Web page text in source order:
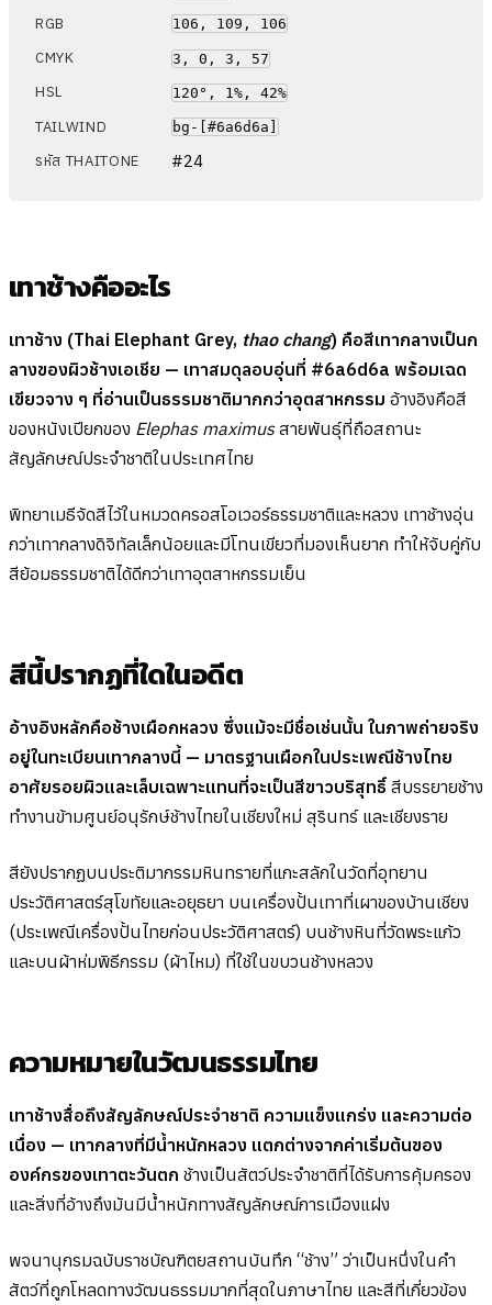
RGB 106, 109, 106
CMYK 3, 0, 3, 57
HSL 120°, 1%, 42%
TAILWIND bg-[#6a6d6a]
รหัส THAITONE #24
เทาช้างคืออะไร
เทาช้าง (Thai Elephant Grey, thao chang) คือสีเทากลางเป็นก
ลางของผิวช้างเอเชีย — เทาสมดุลอบอุ่นที่ #6a6d6a พร้อมเฉด
เขียวจาง ๆ ที่อ่านเป็นธรรมชาติมากกว่าอุตสาหกรรม อ้างอิงคือสี
ของหนังเปียกของ Elephas maximusสายพันธุ์ที่ถือสถานะ
สัญลักษณ์ประจำชาติในประเทศไทย
พิทยาเมธีจัดสีไว้ในหมวดครอสโอเวอร์ธรรมชาติและหลวง เทาช้างอุ่น
กว่าเทากลางดิจิทัลเล็กน้อยและมีโทนเขียวที่มองเห็นยาก ทำให้จับคู่กับ
สีย้อมธรรมชาติได้ดีกว่าเทาอุตสาหกรรมเย็น
สีนี้ปรากฏที่ใดในอดีต
อ้างอิงหลักคือช้างเผือกหลวง ซึ่งแม้จะมีชื่อเช่นนั้น ในภาพถ่ายจริง
อยู่ในทะเบียนเทากลางนี้ — มาตรฐานเผือกในประเพณีช้างไทย
อาศัยรอยผิวและเล็บเฉพาะแทนที่จะเป็นสีขาวบริสุทธิ์ สีบรรยายช้าง
ทำงานข้ามศูนย์อนุรักษ์ช้างไทยในเชียงใหม่ สุรินทร์ และเชียงราย
สียังปรากฏบนประติมากรรมหินทรายที่แกะสลักในวัดที่อุทยาน
ประวัติศาสตร์สุโขทัยและอยุธยา บนเครื่องปั้นเทาที่เผาของบ้านเชียง
(ประเพณีเครื่องปั้นไทยก่อนประวัติศาสตร์) บนช้างหินที่วัดพระแก้ว
และบนผ้าห่มพิธีกรรม (ผ้าไหม) ที่ใช้ในขบวนช้างหลวง
ความหมายในวัฒนธรรมไทย
เทาช้างสื่อถึงสัญลักษณ์ประจำชาติ ความแข็งแกร่ง และความต่อ
เนื่อง — เทากลางที่มีน้ำหนักหลวง แตกต่างจากค่าเริ่มต้นของ
องค์กรของเทาตะวันตก ช้างเป็นสัตว์ประจำชาติที่ได้รับการคุ้มครอง
และสิ่งที่อ้างถึงมันมีน้ำหนักทางสัญลักษณ์การเมืองแฝง
พจนานุกรมฉบับราชบัณฑิตยสถานบันทึก “ช้าง” ว่าเป็นหนึ่งในคำ
สัตว์ที่ถูกโหลดทางวัฒนธรรมมากที่สุดในภาษาไทย และสีที่เกี่ยวข้อง